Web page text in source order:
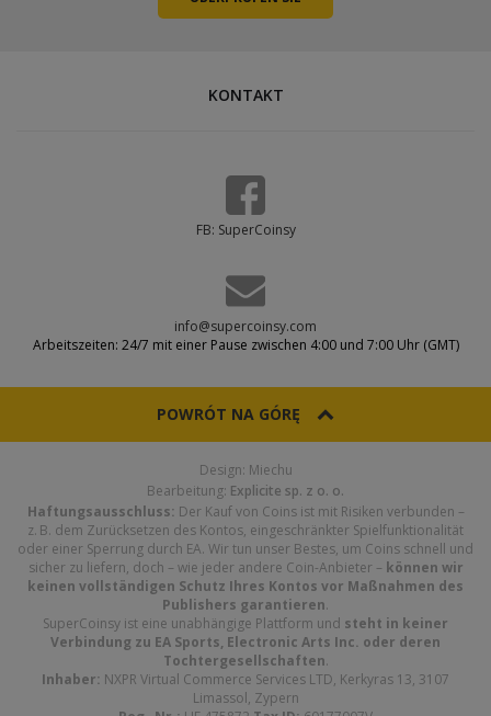
KONTAKT
FB: SuperCoinsy
info@supercoinsy.com
Arbeitszeiten: 24/7 mit einer Pause zwischen 4:00 und 7:00 Uhr (GMT)
POWRÓT NA GÓRĘ
Design: Miechu
Bearbeitung: Explicite sp. z o. o.
Haftungsausschluss: Der Kauf von Coins ist mit Risiken verbunden –
z. B. dem Zurücksetzen des Kontos, eingeschränkter Spielfunktionalität
oder einer Sperrung durch EA. Wir tun unser Bestes, um Coins schnell und
sicher zu liefern, doch – wie jeder andere Coin-Anbieter – können wir
keinen vollständigen Schutz Ihres Kontos vor Maßnahmen des
Publishers garantieren.
SuperCoinsy ist eine unabhängige Plattform und steht in keiner
Verbindung zu EA Sports, Electronic Arts Inc. oder deren
Tochtergesellschaften.
Inhaber: NXPR Virtual Commerce Services LTD, Kerkyras 13, 3107
Limassol, Zypern